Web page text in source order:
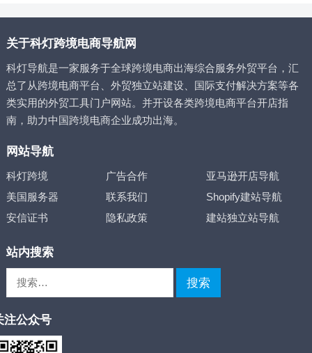
关于科灯跨境电商导航网
科灯导航是一家服务于全球跨境电商出海综合服务外贸平台，汇
总了从跨境电商平台、外贸独立站建设、国际支付解决方案等各
类实用的外贸工具门户网站。并开设各类跨境电商平台开店指
南，助力中国跨境电商企业成功出海。
网站导航
科灯跨境 广告合作
亚马逊开店导航
美国服务器
联系我们
Shopify建站导航
安信证书
隐私政策 建站独立站导航
站内搜索
注公众号